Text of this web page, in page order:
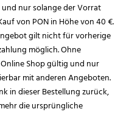
und nur solange der Vorrat
von PON in Höhe von 40 €.
gilt nicht für vorherige
möglich. Ohne
Shop gültig und nur
mit anderen Angeboten.
in dieser Bestellung zurück,
die ursprüngliche